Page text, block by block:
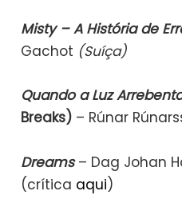
Misty – A História de
Gachot (Suíça)
Quando a Luz
Breaks) – Rúnar
Dreams – Dag Johan
(crítica aqui)